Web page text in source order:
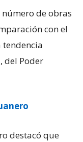
de obras
con el
tendencia
del Poder
destacó que